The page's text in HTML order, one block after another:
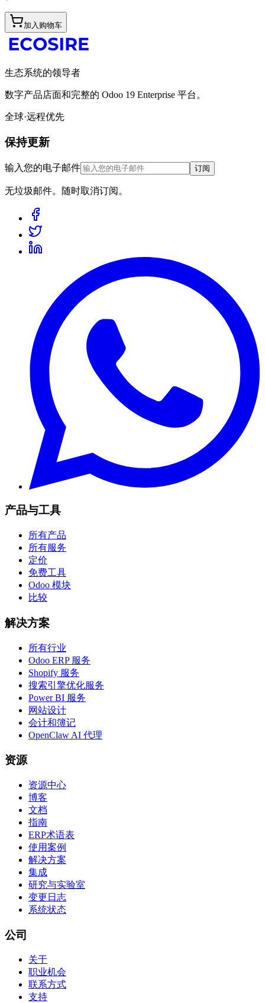
加入购物车
生态系统的领导者
数字产品店面和完整的 Odoo 19 Enterprise 平台。
全球·远程优先
保持更新
输入您的电子邮件 订阅
无垃圾邮件。随时取消订阅。
产品与工具
所有产品
所有服务
定价
免费工具
Odoo 模块
比较
解决方案
所有行业
Odoo ERP 服务
Shopify 服务
搜索引擎优化服务
Power BI 服务
网站设计
会计和簿记
OpenClaw AI 代理
资源
资源中心
博客
文档
指南
ERP术语表
使用案例
解决方案
集成
研究与实验室
变更日志
系统状态
公司
关于
职业机会
联系方式
支持